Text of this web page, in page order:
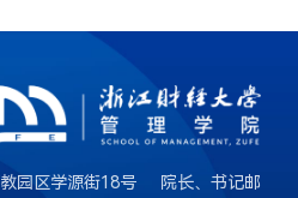
教园区学源街18号 院长、书记邮